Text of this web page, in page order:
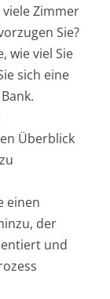
Zimmer
Sie?
wie viel Sie
sich eine
Überblick
einen
der
und